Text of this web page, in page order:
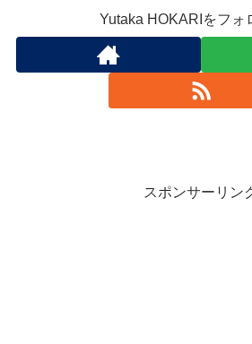
Yutaka HOKARIをフォ
スポンサーリン